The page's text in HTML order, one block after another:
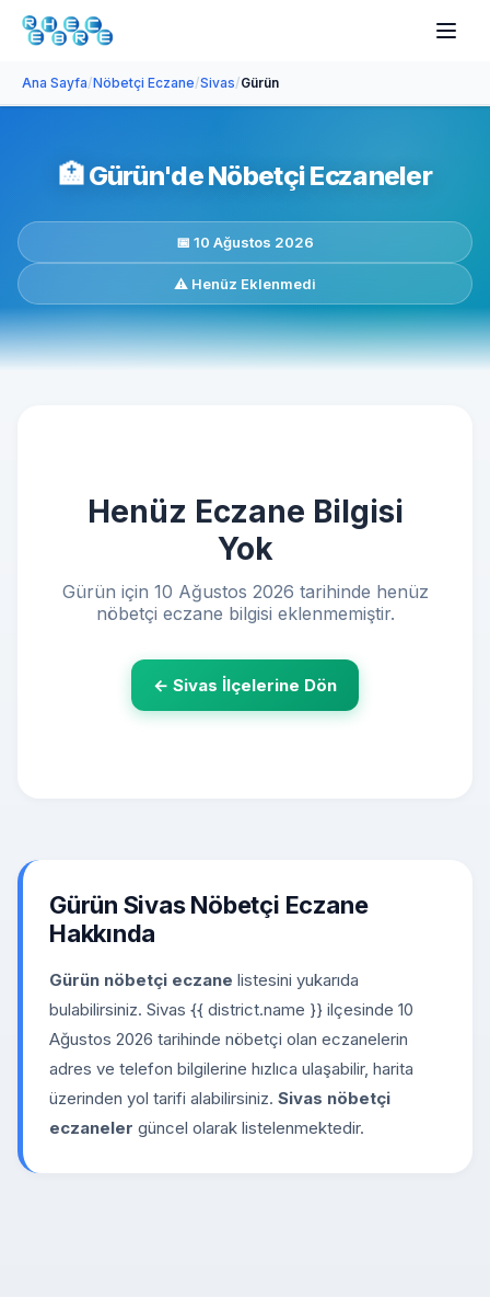
Ana Sayfa/Nöbetçi Eczane/Sivas/Gürün
🏥Gürün'de Nöbetçi Eczaneler
📅 10 Ağustos 2026
⚠️ Henüz Eklenmedi
Henüz Eczane Bilgisi
Yok
Gürün için 10 Ağustos 2026 tarihinde henüz
nöbetçi eczane bilgisi eklenmemiştir.
← Sivas İlçelerine Dön
Gürün Sivas Nöbetçi Eczane
Hakkında
Gürün nöbetçi eczane listesini yukarıda
bulabilirsiniz. Sivas {{ district.name }} ilçesinde 10
Ağustos 2026 tarihinde nöbetçi olan eczanelerin
adres ve telefon bilgilerine hızlıca ulaşabilir, harita
üzerinden yol tarifi alabilirsiniz. Sivas nöbetçi
eczaneler güncel olarak listelenmektedir.